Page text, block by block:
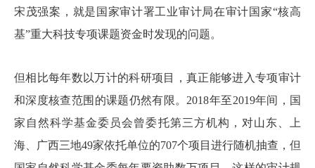
宋茂强案，就是国家审计署工业审计局在审计国家“核高
基”重大科技专项课题资金时发现的问题。
但相比每年数以万计的科研项目，真正能够进入专项审计
和深度核查范围的课题仍然有限。2018年至2019年间，国
家自然科学基金委员会曾委托第三方机构，对山东、上
海、广西三地49家依托单位的707个项目进行随机抽查，但